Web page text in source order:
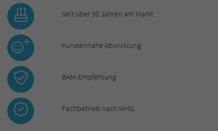
Seit über 30 Jahren am Markt
Kundennahe Abwicklung
BAM-Empfehlung
Fachbetrieb nach WHG